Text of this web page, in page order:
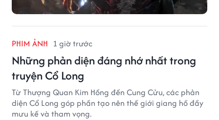
PHIM ẢNH 1 giờ trước
Những phản diện đáng nhớ nhất trong
truyện Cổ Long
Từ Thượng Quan Kim Hồng đến Cung Cửu, các phản
diện Cổ Long góp phần tạo nên thế giới giang hồ đầy
mưu kế và tham vọng.